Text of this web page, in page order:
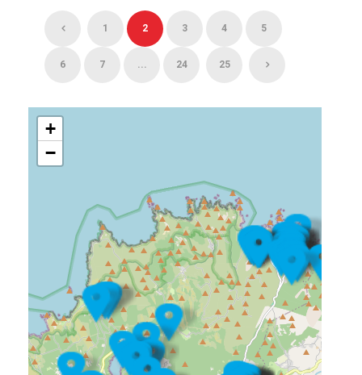
1 2 3 4 5
6 7 ... 24 25
+
−